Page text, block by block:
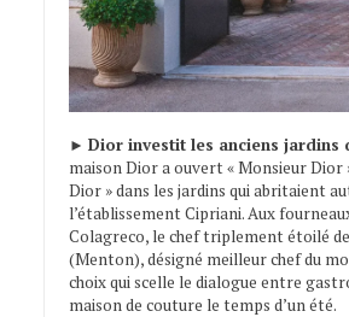
► Dior investit les anciens jardins
maison Dior a ouvert « Monsieur Dior
Dior » dans les jardins qui abritaient
l’établissement Cipriani. Aux
Colagreco, le chef triplement étoilé
(Menton), désigné meilleur chef du
choix qui scelle le dialogue entre
maison de couture le temps d’un été.